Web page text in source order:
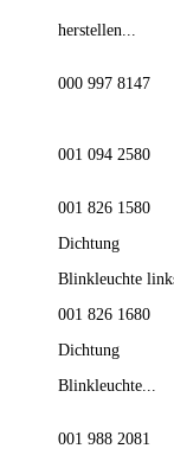
herstellen...
000 997 8147
001 094 2580
001 826 1580
Dichtung
Blinkleuchte
001 826 1680
Dichtung
Blinkleuchte...
001 988 2081